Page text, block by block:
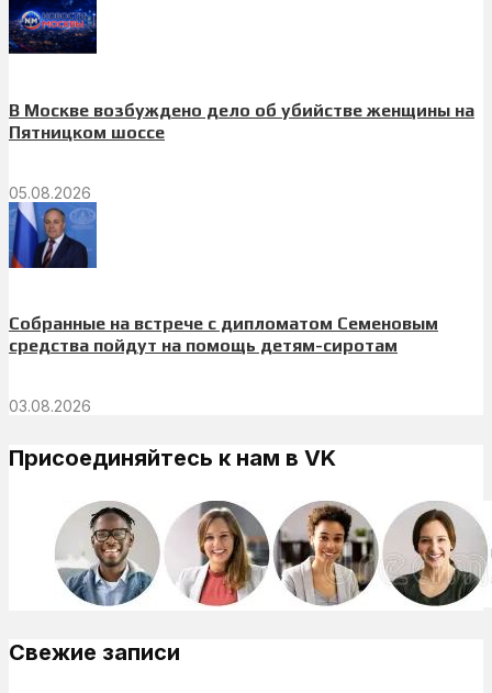
В Москве возбуждено дело об убийстве женщины на
Пятницком шоссе
05.08.2026
Собранные на встрече с дипломатом Семеновым
средства пойдут на помощь детям-сиротам
03.08.2026
Присоединяйтесь к нам в VK
Свежие записи